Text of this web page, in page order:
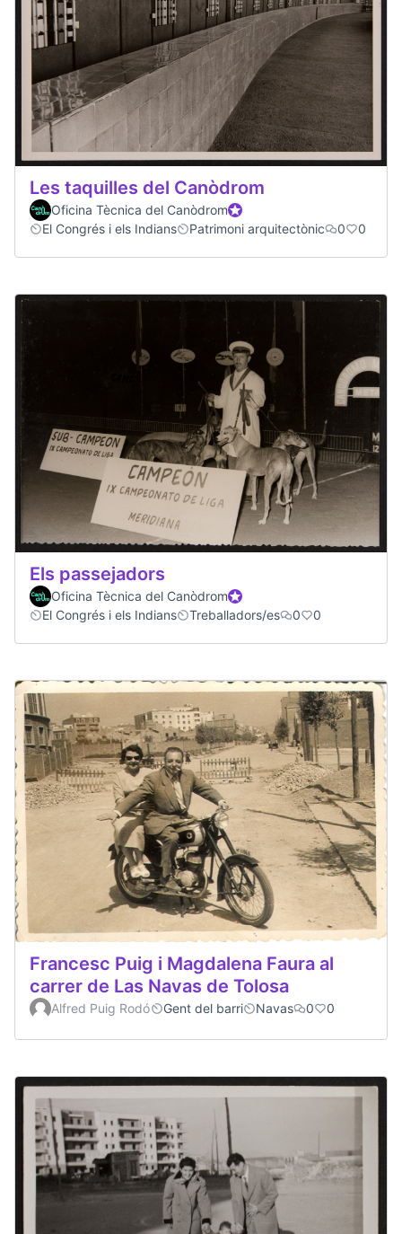
Les taquilles del Canòdrom
Oficina Tècnica del CanòdromParticipant oficial
El Congrés i els Indians
Patrimoni arquitectònic 0 0
Els passejadors
Oficina Tècnica del CanòdromParticipant oficial
El Congrés i els Indians
Treballadors/es 0 0
Francesc Puig i Magdalena Faura al
carrer de Las Navas de Tolosa
Alfred Puig Rodó Gent del barri Navas 0 0